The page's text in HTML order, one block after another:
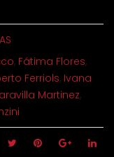
, Fátima Flores,
Ferriols, Ivana
Martinez,